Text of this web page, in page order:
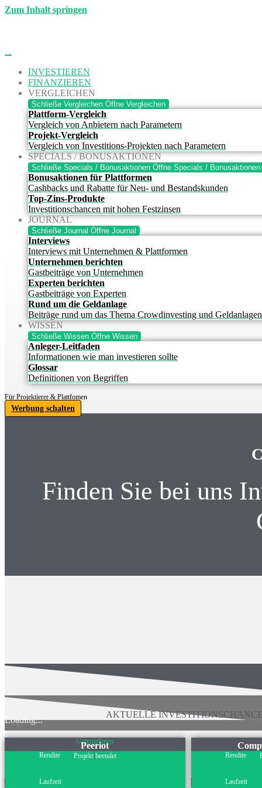
Zum Inhalt springen
INVESTIEREN
FINANZIEREN
VERGLEICHEN
Schließe Vergleichen Öffne Vergleichen
Plattform-Vergleich
Vergleich von Anbietern nach Parametern
Projekt-Vergleich
Vergleich von Investitions-Projekten nach Parametern
SPECIALS / BONUSAKTIONEN
Schließe Specials / Bonusaktionen Öffne Specials / Bonusaktionen
Bonusaktionen für Plattformen
Cashbacks und Rabatte für Neu- und Bestandskunden
Top-Zins-Produkte
Investitionschancen mit hohen Festzinsen
JOURNAL
Schließe Journal Öffne Journal
Interviews
Interviews mit Unternehmen & Plattformen
Unternehmen berichten
Gastbeiträge von Unternehmen
Experten berichten
Gastbeiträge von Experten
Rund um die Geldanlage
Beiträge rund um das Thema Crowdinvesting und Geldanlagen
WISSEN
Schließe Wissen Öffne Wissen
Anleger-Leitfaden
Informationen wie man investieren sollte
Glossar
Definitionen von Begriffen
Für Projektierer & Plattfomen
Werbung schalten
Finden Sie bei uns
AKTUELLE
Loading...
Unternehmen
Peeriot
Projekt beendet
Rendite
Laufzeit
Rendite
Laufzeit